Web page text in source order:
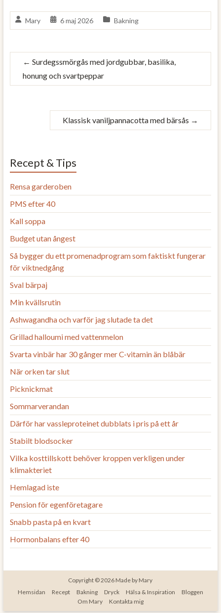
Mary 6 maj 2026 Bakning
← Surdegssmörgås med jordgubbar, basilika,
honung och svartpeppar
Klassisk vaniljpannacotta med bärsås →
Recept & Tips
Rensa garderoben
PMS efter 40
Kall soppa
Budget utan ångest
Så bygger du ett promenadprogram som faktiskt fungerar
för viktnedgång
Sval bärpaj
Min kvällsrutin
Ashwagandha och varför jag slutade ta det
Grillad halloumi med vattenmelon
Svarta vinbär har 30 gånger mer C-vitamin än blåbär
När orken tar slut
Picknickmat
Sommarverandan
Därför har vassleproteinet dubblats i pris på ett år
Stabilt blodsocker
Vilka kosttillskott behöver kroppen verkligen under
klimakteriet
Hemlagad iste
Pension för egenföretagare
Snabb pasta på en kvart
Hormonbalans efter 40
Copyright © 2026 Made by Mary
Hemsidan
Recept Bakning Dryck Hälsa & Inspiration
Bloggen
Om Mary
Kontakta mig